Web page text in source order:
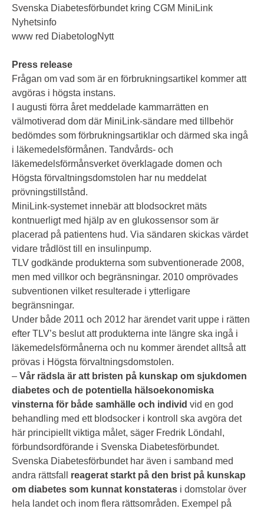
Svenska Diabetesförbundet kring CGM MiniLink
Nyhetsinfo
www red DiabetologNytt
Press release
Frågan om vad som är en förbrukningsartikel kommer att
avgöras i högsta instans.
I augusti förra året meddelade kammarrätten en
välmotiverad dom där MiniLink-sändare med tillbehör
bedömdes som förbrukningsartiklar och därmed ska ingå
i läkemedelsförmånen. Tandvårds- och
läkemedelsförmånsverket överklagade domen och
Högsta förvaltningsdomstolen har nu meddelat
prövningstillstånd.
MiniLink-systemet innebär att blodsockret mäts
kontnuerligt med hjälp av en glukossensor som är
placerad på patientens hud. Via sändaren skickas värdet
vidare trådlöst till en insulinpump.
TLV godkände produkterna som subventionerade 2008,
men med villkor och begränsningar. 2010 omprövades
subventionen vilket resulterade i ytterligare
begränsningar.
Under både 2011 och 2012 har ärendet varit uppe i rätten
efter TLV’s beslut att produkterna inte längre ska ingå i
läkemedelsförmånerna och nu kommer ärendet alltså att
prövas i Högsta förvaltningsdomstolen.
– Vår rädsla är att bristen på kunskap om sjukdomen
diabetes och de potentiella hälsoekonomiska
vinsterna för både samhälle och individ vid en god
behandling med ett blodsocker i kontroll ska avgöra det
här principiellt viktiga målet, säger Fredrik Löndahl,
förbundsordförande i Svenska Diabetesförbundet.
Svenska Diabetesförbundet har även i samband med
andra rättsfall reagerat starkt på den brist på kunskap
om diabetes som kunnat konstateras i domstolar över
hela landet och inom flera rättsområden. Exempel på